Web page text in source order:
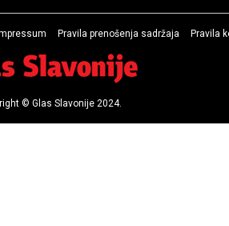
Pravila prenošenja sadržaja Pravila
© Glas Slavonije 2024.